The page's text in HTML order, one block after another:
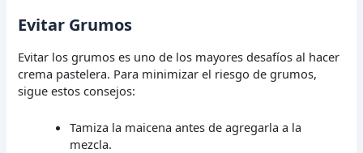
Evitar Grumos
Evitar los grumos es uno de los mayores desafíos al hacer
crema pastelera. Para minimizar el riesgo de grumos,
sigue estos consejos:
Tamiza la maicena antes de agregarla a la
mezcla.